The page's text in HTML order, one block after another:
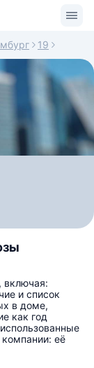
19
включая:
и список
в доме,
как год
её